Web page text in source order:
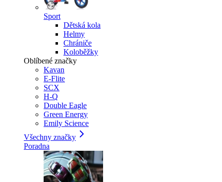
Sport
Dětská kola
Helmy
Chrániče
Koloběžky
Oblíbené značky
Kavan
E-Flite
SCX
H-Q
Double Eagle
Green Energy
Emily Science
Všechny značky
Poradna